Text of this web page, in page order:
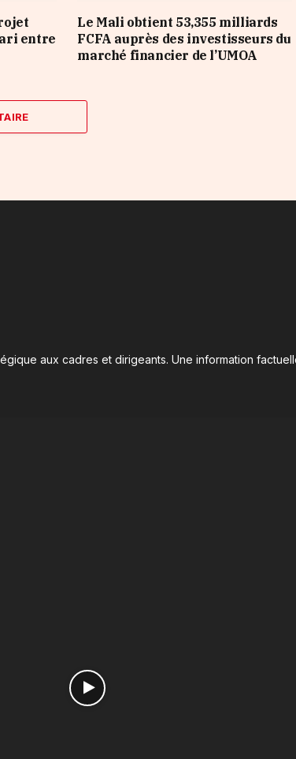
entre
Le Mali obtient 53,355 milliards
FCFA auprès des investisseurs du
marché financier de l’UMOA
aux cadres et dirigeants. Une information